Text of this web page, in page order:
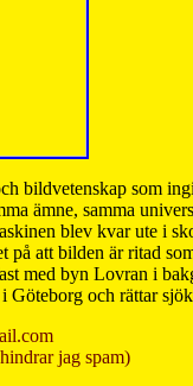
bildvetenskap som
ämne, samma
blev kvar ute i
att bilden är ritad
med byn Lovran i
Göteborg och rättar
jag spam)